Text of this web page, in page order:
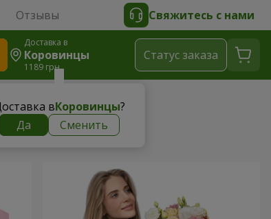
Отзывы Свяжитесь с нами
Доставка в
Коровинцы
1189 грн
вКоровинцы?
Да
Сменить
Cтатус заказа